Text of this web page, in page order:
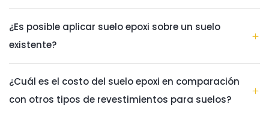
¿Es posible aplicar suelo epoxi sobre un suelo
existente?
¿Cuál es el costo del suelo epoxi en comparación
con otros tipos de revestimientos para suelos?